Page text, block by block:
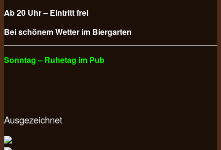
Ab 20 Uhr – Eintritt frei
Bei schönem Wetter im Biergarten
Sonntag – Ruhetag im Pub
Ausgezeichnet